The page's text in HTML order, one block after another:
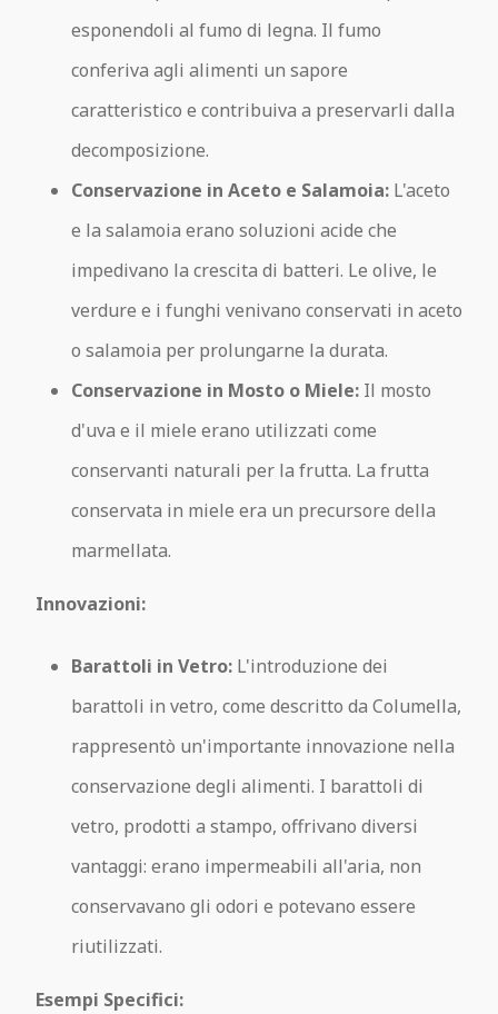
esponendoli al fumo di legna. Il fumo
conferiva agli alimenti un sapore
caratteristico e contribuiva a preservarli dalla
decomposizione.
Conservazione in Aceto e Salamoia: L'aceto
e la salamoia erano soluzioni acide che
impedivano la crescita di batteri. Le olive, le
verdure e i funghi venivano conservati in aceto
o salamoia per prolungarne la durata.
Conservazione in Mosto o Miele: Il mosto
d'uva e il miele erano utilizzati come
conservanti naturali per la frutta. La frutta
conservata in miele era un precursore della
marmellata.
Innovazioni:
Barattoli in Vetro: L'introduzione dei
barattoli in vetro, come descritto da Columella,
rappresentò un'importante innovazione nella
conservazione degli alimenti. I barattoli di
vetro, prodotti a stampo, offrivano diversi
vantaggi: erano impermeabili all'aria, non
conservavano gli odori e potevano essere
riutilizzati.
Esempi Specifici: